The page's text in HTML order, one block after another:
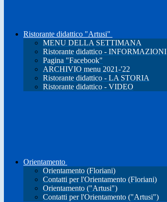
Ristorante didattico "Artusi"
MENU DELLA SETTIMANA
Ristorante didattico - INFORMAZIONI
Pagina "Facebook"
ARCHIVIO menu 2021-'22
Ristorante didattico - LA STORIA
Ristorante didattico - VIDEO
Orientamento
Orientamento (Floriani)
Contatti per l'Orientamento (Floriani)
Orientamento ("Artusi")
Contatti per l'Orientamento ("Artusi")